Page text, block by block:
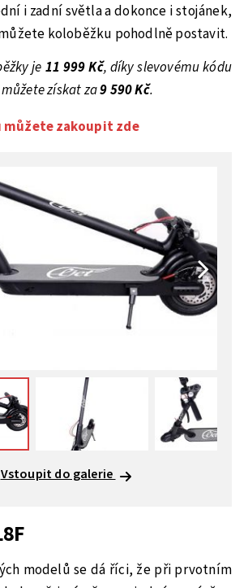
i zadní světla a dokonce i stojánek,
koloběžku pohodlně postavit.
je 11 999 Kč, díky slevovému kódu
získat za9 590 Kč.
můžete zakoupit zde
Vstoupit do galerie
modelů se dá říci, že při prvotním